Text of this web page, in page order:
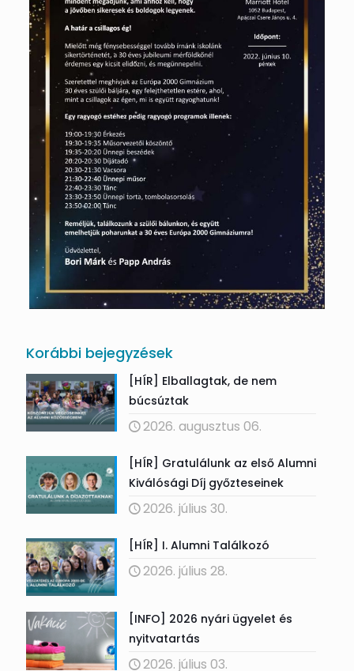
Korábbi bejegyzések
[HÍR] Elballagtak, de nem
búcsúztak
2026. augusztus 06.
[HÍR] Gratulálunk az első Alumni
Kiválósági Díj győzteseinek
2026. július 30.
[HÍR] I. Alumni Találkozó
2026. július 28.
[INFO] 2026 nyári ügyelet és
nyitvatartás
2026. július 03.